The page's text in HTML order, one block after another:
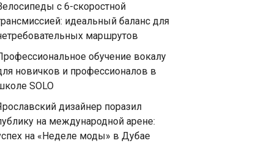
с 6-скоростной
идеальный баланс для
маршрутов
обучение вокалу
новичков и профессионалов в
SOLO
дизайнер поразил
на международной арене:
на «Неделе моды» в Дубае